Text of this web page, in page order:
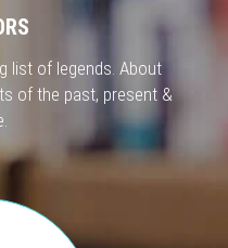
list of legends. About
of the past, present &